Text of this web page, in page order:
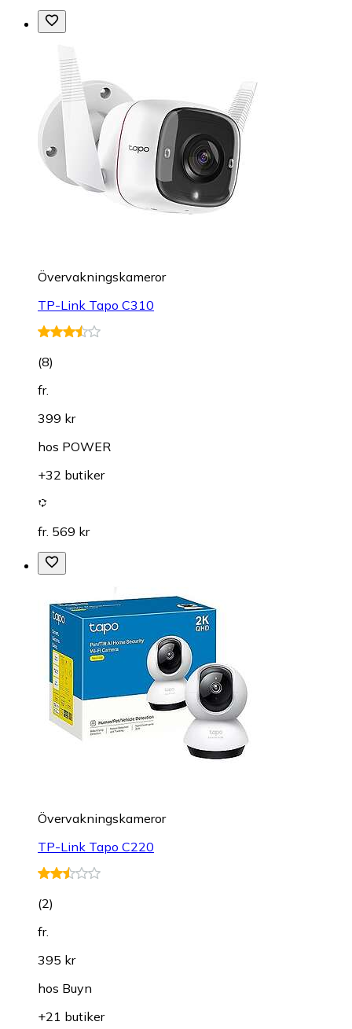
Övervakningskameror
TP-Link Tapo C310
(8)
fr.
399 kr
hos POWER
+32 butiker
fr. 569 kr
Övervakningskameror
TP-Link Tapo C220
(2)
fr.
395 kr
hos Buyn
+21 butiker